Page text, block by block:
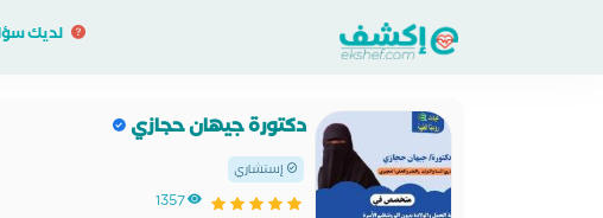
لديك
دكتورة جيهان حجازي
إستشاري
1357